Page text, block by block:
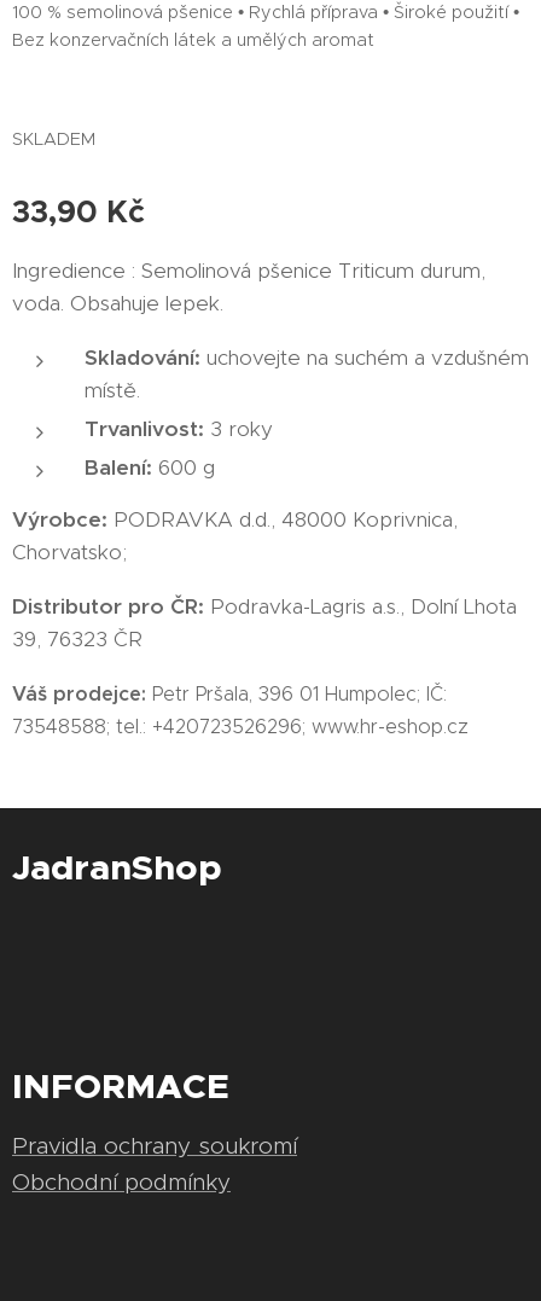
100 % semolinová pšenice • Rychlá příprava • Široké použití •
Bez konzervačních látek a umělých aromat
SKLADEM
33,90 Kč
Ingredience : Semolinová pšenice Triticum durum,
voda. Obsahuje lepek.
Skladování: uchovejte na suchém a vzdušném
místě.
Trvanlivost: 3 roky
Balení: 600 g
Výrobce: PODRAVKA d.d., 48000 Koprivnica,
Chorvatsko;
Distributor pro ČR: Podravka-Lagris a.s., Dolní Lhota
39, 76323 ČR
Váš prodejce: Petr Pršala, 396 01 Humpolec; IČ:
73548588; tel.: +420723526296; www.hr-eshop.cz
JadranShop
INFORMACE
Pravidla ochrany soukromí
Obchodní podmínky